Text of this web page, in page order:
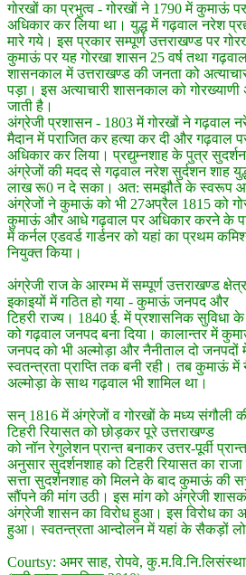
गोरखों का प्रभुत्व - गोरखों ने 1790 में कुमाऊं
अधिकार कर लिया था। युद्ध में गढ़वाल नरेश
मारे गये। इस प्रकार सम्पूर्ण उत्तराखण्ड पर
कुमाऊं पर यह गोरखा शासन 25 वर्ष तथा
शासनकाल में उत्तराखण्ड की जनता को
पड़ा। इस अत्याचारी शासनकाल को गोरख्याणी
जाती है।
अंग्रेजी प्रशासन - 1803 में गोरखों ने गढ़वाल
मैदान में पराजित कर हत्या कर दी और गढ़वाल
अधिकार कर लिया। प्रद्युम्नशाह के पुत्र
अंग्रेजों की मदद से गढ़वाल नरेश सुर्दशन शाह युद्ध
लाख रू0 न दे सका। अत: समझौते के स्वरूप
अंग्रेजों ने कुमाऊं को भी 27अप्रैल 1815 को
कुमाऊं और आधे गढ़वाल पर अधिकार करने के
में कर्नल एडवर्ड गार्डनर को यहां का प्रथम
नियुक्त किया।
अंग्रेजी राज के आरम्भ में सम्पूर्ण उत्तराखण्ड
इकाइयों में गठित हो गया - कुमाऊं जनपद और
टिहरी राज्य। 1840 ई. में प्रशासनिक
को गढ़वाल जनपद बना दिया। कालान्तर में
जनपद को भी अल्मोड़ा और नैनीताल दो जनपदों
स्वतन्त्रता प्राप्ति तक बनी रही। तब कुमाऊं में
अल्मोड़ा के साथ गढ़वाल भी शामिल था।
सन् 1816 में अंग्रेजों व गोरखों के मध्य संगौली
टिहरी रियासत को छोड़कर पूरे उत्तराखण्ड
को नॉन रेगुलेशन प्रान्त बनाकर उत्तर-पूर्वी
अनुसार सुदर्शनशाह को टिहरी रियासत का राजा
सत्ता सुदर्शनशाह को मिलने के बाद कुमाऊं की
सौंपने की मांग उठी। इस मांग को अंग्रेजी
अंग्रेजी शासन का विरोध हुआ। इस विरोध का
हुआ। स्वतन्त्रता आन्दोलन में यहां के सैकड़ों
Courtsy: अमर साह, रोपवे,